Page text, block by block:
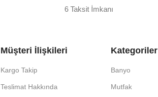
6 Taksit İmkanı
Müşteri İlişkileri
Kargo Takip
Teslimat Hakkında
Kategoriler
Banyo
Mutfak